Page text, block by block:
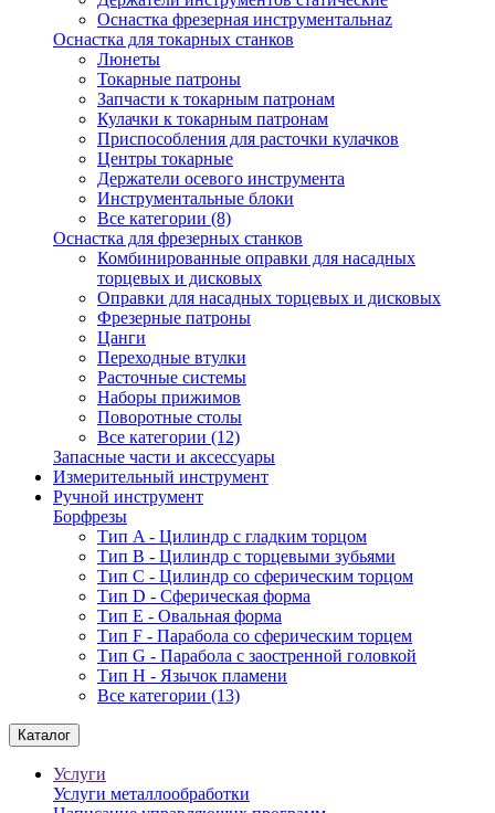
Оснастка фрезерная инструментальнаz
Оснастка для токарных станков
Люнеты
Токарные патроны
Запчасти к токарным патронам
Кулачки к токарным патронам
Приспособления для расточки кулачков
Центры токарные
Держатели осевого инструмента
Инструментальные блоки
Все категории (8)
Оснастка для фрезерных станков
Комбинированные оправки для насадных
торцевых и дисковых
Оправки для насадных торцевых и дисковых
Фрезерные патроны
Цанги
Переходные втулки
Расточные системы
Наборы прижимов
Поворотные столы
Все категории (12)
Запасные части и аксессуары
Измерительный инструмент
Ручной инструмент
Борфрезы
Тип A - Цилиндр с гладким торцом
Тип В - Цилиндр с торцевыми зубьями
Тип С - Цилиндр со сферическим торцом
Тип D - Сферическая форма
Тип Е - Овальная форма
Тип F - Парабола со сферическим торцем
Тип G - Парабола с заостренной головкой
Тип H - Язычок пламени
Все категории (13)
Каталог
Услуги
Услуги металлообработки